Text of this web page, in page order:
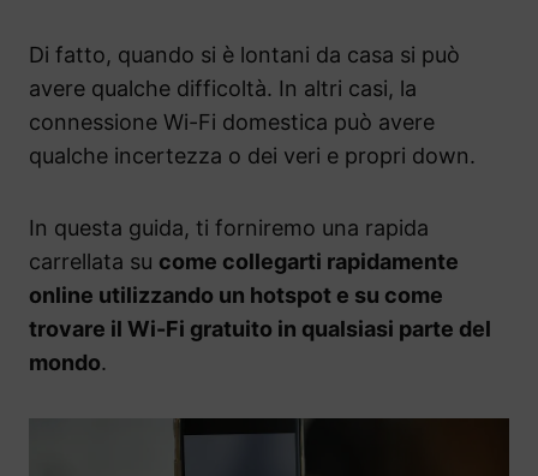
Di fatto, quando si è lontani da casa si può
avere qualche difficoltà. In altri casi, la
connessione Wi-Fi domestica può avere
qualche incertezza o dei veri e propri down.
In questa guida, ti forniremo una rapida
carrellata su come collegarti rapidamente
online utilizzando un hotspot e su come
trovare il Wi-Fi gratuito in qualsiasi parte del
mondo.